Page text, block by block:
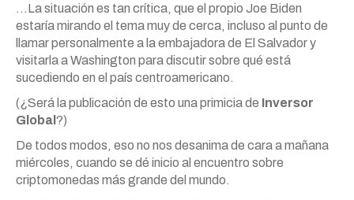
…La situación es tan crítica, que el propio Joe Biden
estaría mirando el tema muy de cerca, incluso al punto de
llamar personalmente a la embajadora de El Salvador y
visitarla a Washington para discutir sobre qué está
sucediendo en el país centroamericano.
(¿Será la publicación de esto una primicia de Inversor
Global ?)
De todos modos, eso no nos desanima de cara a mañana
miércoles, cuando se dé inicio al encuentro sobre
criptomonedas más grande del mundo.